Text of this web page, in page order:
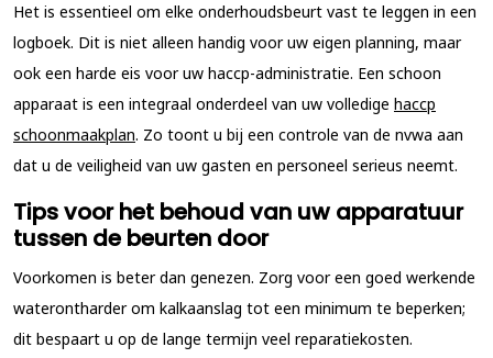
Het is essentieel om elke onderhoudsbeurt vast te leggen in een
logboek. Dit is niet alleen handig voor uw eigen planning, maar
ook een harde eis voor uw haccp-administratie. Een schoon
apparaat is een integraal onderdeel van uw volledige haccp
schoonmaakplan. Zo toont u bij een controle van de nvwa aan
dat u de veiligheid van uw gasten en personeel serieus neemt.
Tips voor het behoud van uw apparatuur
tussen de beurten door
Voorkomen is beter dan genezen. Zorg voor een goed werkende
waterontharder om kalkaanslag tot een minimum te beperken;
dit bespaart u op de lange termijn veel reparatiekosten.